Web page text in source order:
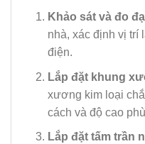
Khảo sát và đo
nhà, xác định vị trí
điện.
Lắp đặt khung
xương kim loại
cách và độ cao
Lắp đặt tấm trần